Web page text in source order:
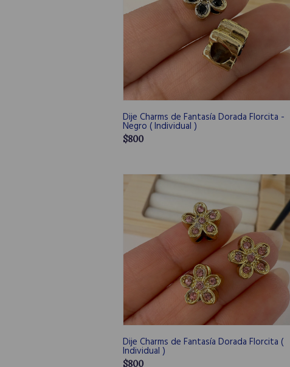
Dije Charms de Fantasía Dorada Florcita -
Negro ( Individual )
$800
Dije Charms de Fantasía Dorada Florcita (
Individual )
$800